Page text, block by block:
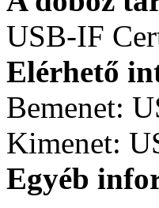
USB-IF
Elérhető
Bemenet:
Kimenet:
Egyéb